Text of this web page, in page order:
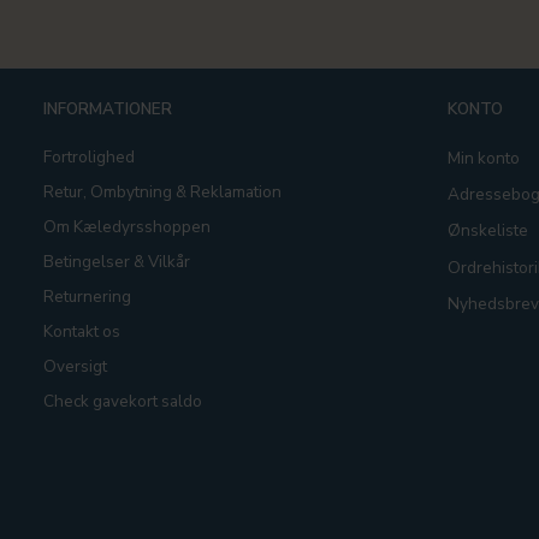
INFORMATIONER
Fortrolighed
Retur, Ombytning & Reklamation
Om Kæledyrsshoppen
Betingelser & Vilkår
Returnering
Kontakt os
Oversigt
Check gavekort saldo
KONTO
Min konto
Adressebog
Ønskeliste
Nyhedsbrev